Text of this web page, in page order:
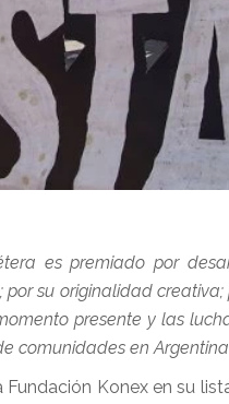
es premiado por
su originalidad
presente y las
comunidades en
Konex en su